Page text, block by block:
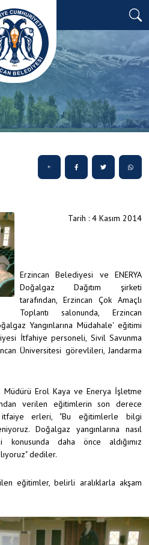
Tarih : 4 Kasım 2014
Erzincan Belediyesi ve ENERYA
Doğalgaz Dağıtım şirketi
tarafından, Erzincan Çok Amaçlı
Toplantı salonunda, Erzincan
Yangınlarına Müdahale' eğitimi
İtfahiye personeli, Sivil Savunma
Üniversitesi görevlileri, Jandarma
Müdürü Erol Kaya ve Enerya İşletme
verilen eğitimlerin son derece
erleri, "Bu eğitimlerle bilgi
Doğalgaz yangınlarına nasıl
daha önce aldığımız
dediler.
eğitimler, belirli aralıklarla akşam